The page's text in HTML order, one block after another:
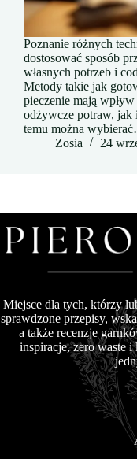
Poznanie różnych
dostosować sposób
własnych potrzeb i
Metody takie jak
pieczenie mają
odżywcze potraw,
temu można
Zosia
24
Miejsce dla tych, którzy
sprawdzone przepisy,
a także recenzje
inspiracje, zero waste